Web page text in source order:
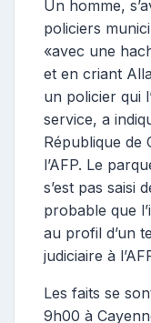
Un homme,
policiers
«avec une
et en criant
un policier qui
service, a
République de
l’AFP. Le
s’est pas saisi
probable que
au profil d’un
judiciaire à
Les faits se
9h00 à